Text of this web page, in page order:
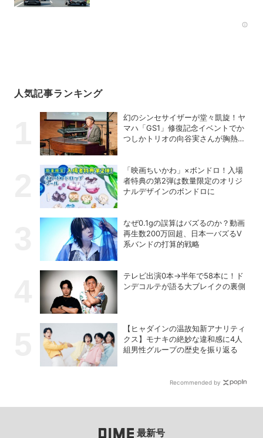
人気記事ランキング
幻のシンセサイザーが堂々凱旋！ヤ
マハ「GS1」修復記念イベントでか
つしかトリオの向谷実さんが胸熱ト
「映画ちいかわ」×ボンドロ！入場
者特典の第2弾は数量限定のオリジ
ナルデザインのボンドロに
なぜ0.1gの誤算はバズるのか？動画
再生数200万回超、日本一バズるV
系バンドの打算的戦略
テレビ出演0本→半年で58本に！ド
ンデコルテが語る大ブレイクの裏側
【ヒャダインの温故知新アナリティ
クス】モナキの絶妙な違和感に4人
組男性グループの歴史を振り返る
Recommended by
最新号